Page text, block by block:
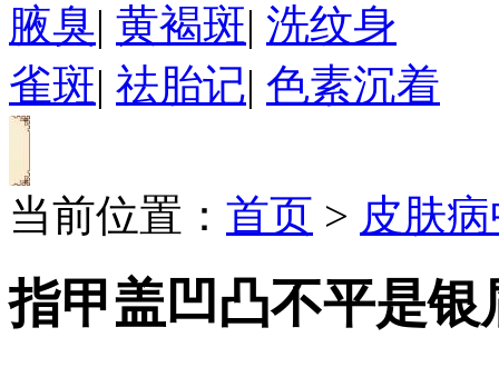
腋臭| 黄褐斑| 洗纹身
雀斑| 祛胎记| 色素沉着
当前位置： 首页 > 皮肤
指甲盖凹凸不平是银